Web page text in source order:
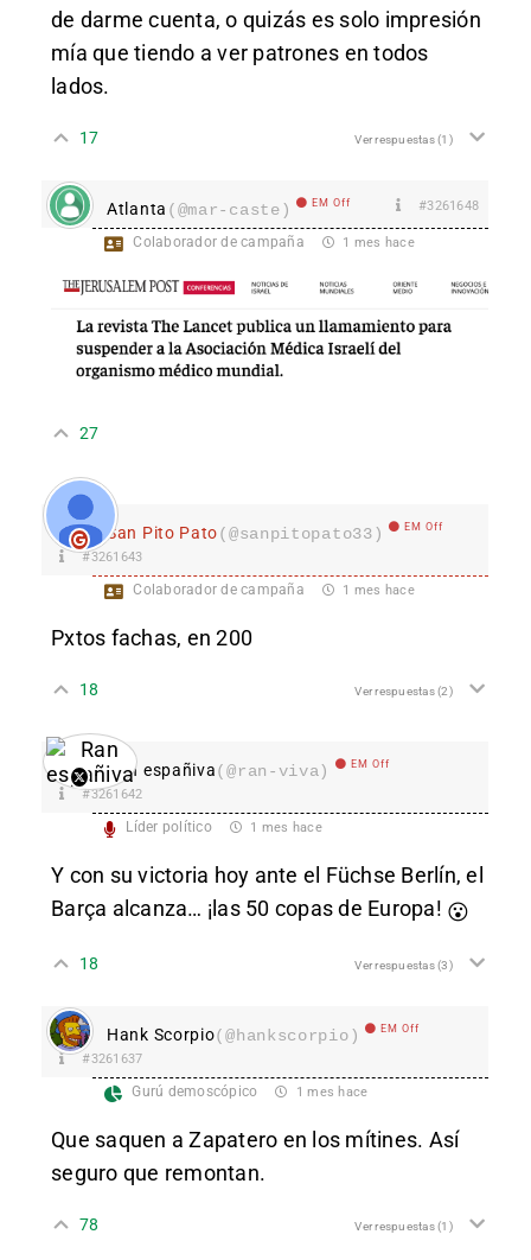
de darme cuenta, o quizás es solo impresión
mía que tiendo a ver patrones en todos
lados.
17 Ver respuestas(1)
Atlanta (@mar-caste) EM Off #3261648
Colaborador de campaña 1 mes hace
27
San Pito Pato(@sanpitopato33) EM Off
#3261643
Colaborador de campaña 1 mes hace
Pxtos fachas, en 200
18 Ver respuestas(2)
Ran españiva(@ran-viva) EM Off
#3261642
Líder político 1 mes hace
Y con su victoria hoy ante el Füchse Berlín, el
Barça alcanza… ¡las 50 copas de Europa! 😮
18 Ver respuestas(3)
Hank Scorpio(@hankscorpio) EM Off
#3261637
Gurú demoscópico 1 mes hace
Que saquen a Zapatero en los mítines. Así
seguro que remontan.
78 Ver respuestas(1)